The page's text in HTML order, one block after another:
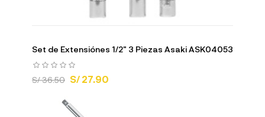
Set de Extensiónes 1/2" 3 Piezas Asaki ASK04053
S/ 36.50 S/ 27.90